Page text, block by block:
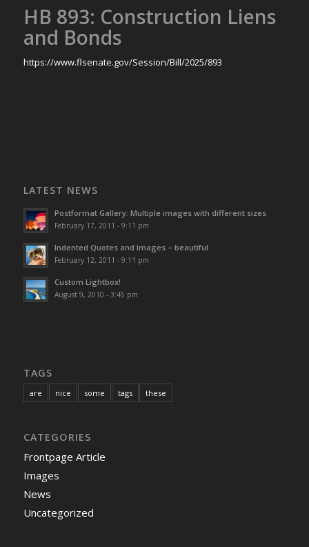
HB 893: Construction Liens
and Bonds
https://www.flsenate.gov/Session/Bill/2025/893
LATEST NEWS
Postformat Gallery: Multiple images with different sizes
February 17, 2011 - 9:11 pm
Indented Quotes and Images – beautiful
February 12, 2011 - 9:11 pm
Custom Lightbox!
August 9, 2010 - 3:45 pm
TAGS
are nice some tags these
CATEGORIES
Frontpage Article
Images
News
Uncategorized